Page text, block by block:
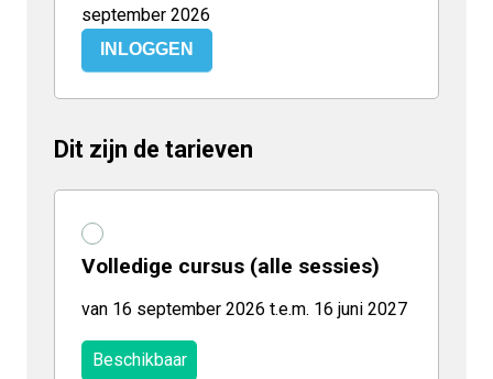
september 2026
INLOGGEN
Dit zijn de tarieven
Volledige cursus (alle sessies)
van 16 september 2026 t.e.m. 16 juni 2027
Beschikbaar